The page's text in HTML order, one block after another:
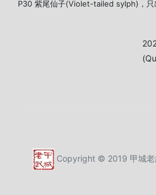
P30 紫尾仙子(Violet-tailed sylph)，只
Copyright © 2019 甲城老